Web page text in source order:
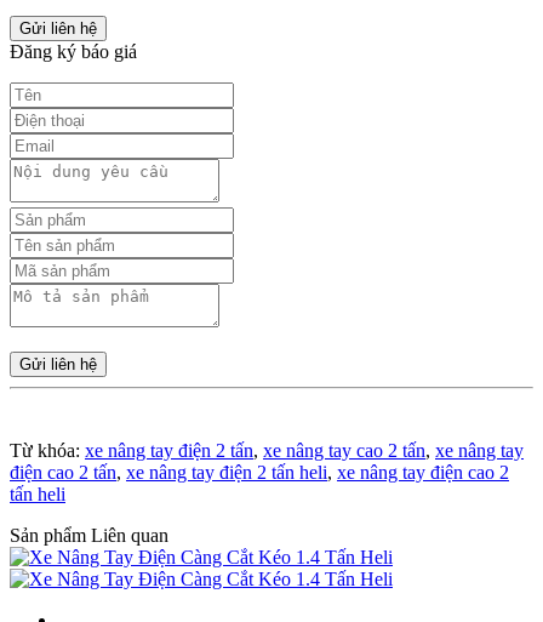
Gửi liên hệ
Đăng ký báo giá
Gửi liên hệ
Từ khóa: xe nâng tay điện 2 tấn, xe nâng tay cao 2 tấn, xe nâng tay
điện cao 2 tấn, xe nâng tay điện 2 tấn heli, xe nâng tay điện cao 2
tấn heli
Sản phẩm Liên quan